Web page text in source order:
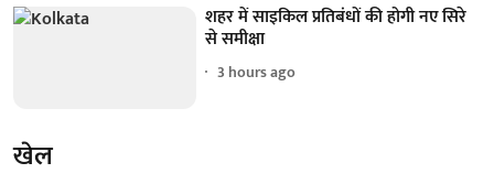
शहर में साइकिल प्रतिबंधों की होगी नए सिरे
से समीक्षा
3 hours ago
खेल